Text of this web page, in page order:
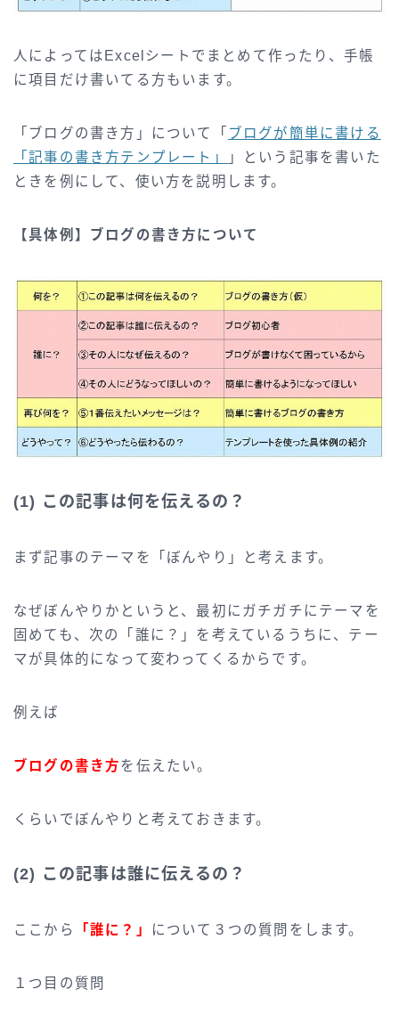
人によってはExcelシートでまとめて作ったり、手帳
に項目だけ書いてる方もいます。
「ブログの書き方」について「 ブログが簡単に書ける
「記事の書き方テンプレート」
」という記事を書いた
ときを例にして、使い方を説明します。
【具体例】ブログの書き方について
(1) この記事は何を伝えるの？
まず記事のテーマを「ぼんやり」と考えます。
なぜぼんやりかというと、最初にガチガチにテーマを
固めても、次の「誰に？」を考えているうちに、テー
マが具体的になって変わってくるからです。
例えば
ブログの書き方を伝えたい。
くらいでぼんやりと考えておきます。
(2) この記事は誰に伝えるの？
ここから 「誰に？」 について３つの質問をします。
１つ目の質問